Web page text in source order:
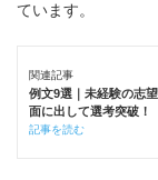
ています。
関連記事
例文9選｜未経験の志
面に出して選考突破！
記事を読む